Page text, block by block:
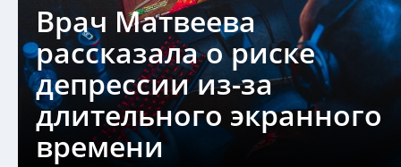
Врач Матвеева
рассказала о риске
депрессии из-за
длительного экранного
времени